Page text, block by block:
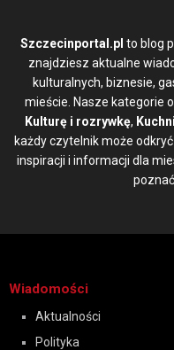
Szczecinportal.pl to blog
znajdziesz aktualne
kulturalnych, biznesie,
mieście. Nasze kategorie
Kulturę i rozrywkę,
każdy czytelnik może
inspiracji i informacji dla
Wiadomości
Aktualności
Polityka